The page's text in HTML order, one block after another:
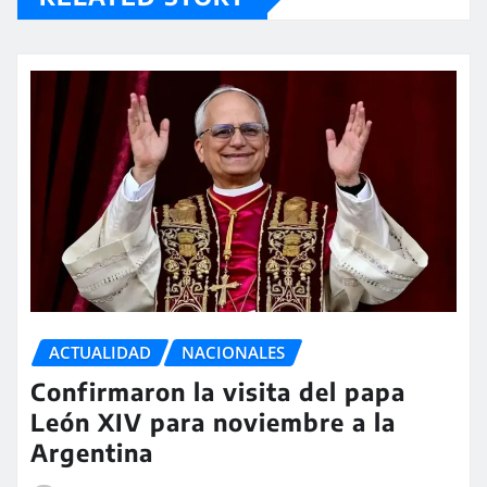
ACTUALIDAD NACIONALES
Confirmaron la visita del papa
León XIV para noviembre a la
Argentina